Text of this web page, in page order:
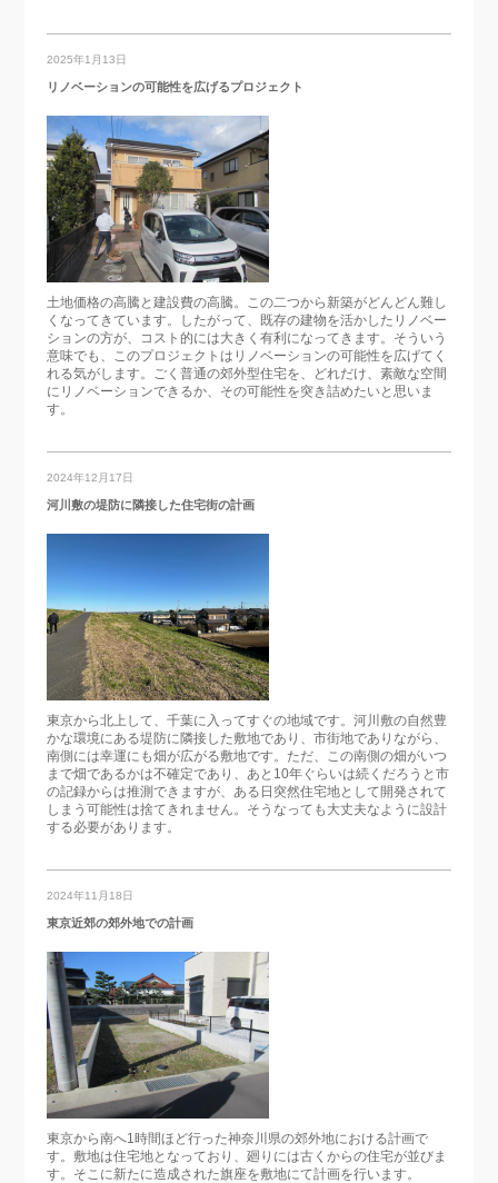
2025年1月13日
リノベーションの可能性を広げるプロジェクト
土地価格の高騰と建設費の高騰。この二つから新築がどんどん難し
くなってきています。したがって、既存の建物を活かしたリノベー
ションの方が、コスト的には大きく有利になってきます。そういう
意味でも、このプロジェクトはリノベーションの可能性を広げてく
れる気がします。ごく普通の郊外型住宅を、どれだけ、素敵な空間
にリノベーションできるか、その可能性を突き詰めたいと思いま
す。
2024年12月17日
河川敷の堤防に隣接した住宅街の計画
東京から北上して、千葉に入ってすぐの地域です。河川敷の自然豊
かな環境にある堤防に隣接した敷地であり、市街地でありながら、
南側には幸運にも畑が広がる敷地です。ただ、この南側の畑がいつ
まで畑であるかは不確定であり、あと10年ぐらいは続くだろうと市
の記録からは推測できますが、ある日突然住宅地として開発されて
しまう可能性は捨てきれません。そうなっても大丈夫なように設計
する必要があります。
2024年11月18日
東京近郊の郊外地での計画
東京から南へ1時間ほど行った神奈川県の郊外地における計画で
す。敷地は住宅地となっており、廻りには古くからの住宅が並びま
す。そこに新たに造成された旗座を敷地にて計画を行います。